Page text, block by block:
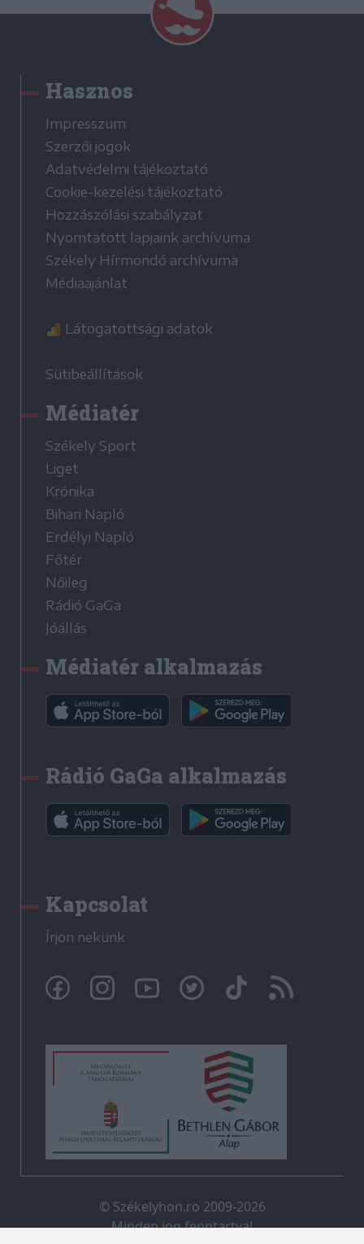
Hasznos
Impresszum
Szerzői jogok
Adatvédelmi tájékoztató
Cookie-kezelési tájékoztató
Hozzászólási szabályzat
Nyomtatott lapjaink archívuma
Székely Hírmondó archívuma
Médiaajánlat
Látogatottsági adatok
Sütibeállítások
Médiatér
Székely Sport
Liget
Krónika
Bihari Napló
Erdélyi Napló
Főtér
Nőileg
Rádió GaGa
Jóállás
Médiatér alkalmazás
Rádió GaGa alkalmazás
Kapcsolat
Írjon nekünk
© Székelyhon.ro 2009-2026
Minden jog fenntartva!